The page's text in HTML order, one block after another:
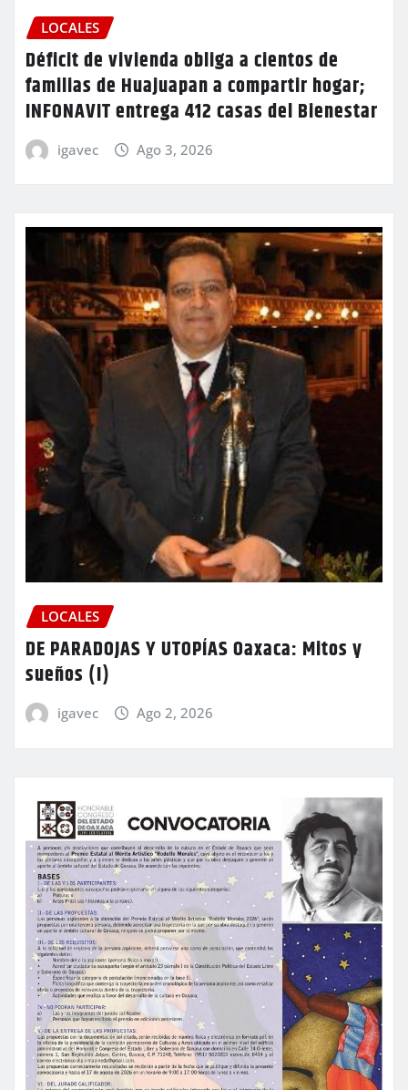
LOCALES
Déficit de vivienda obliga a cientos de
familias de Huajuapan a compartir hogar;
INFONAVIT entrega 412 casas del Bienestar
igavec Ago 3, 2026
LOCALES
DE PARADOJAS Y UTOPÍAS Oaxaca: Mitos y
sueños (I)
igavec Ago 2, 2026